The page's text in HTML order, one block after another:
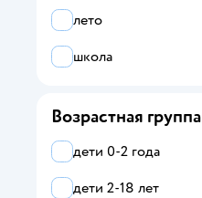
черный
лето
школа
Возрастная группа
дети 0-2 года
дети 2-18 лет